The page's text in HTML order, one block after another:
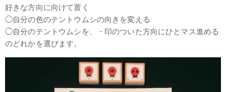
好きな方向に向けて置く
◯自分の色のテントウムシの向きを変える
◯自分のテントウムシを、・印のついた方向にひとマス進める
のどれかを選びます。